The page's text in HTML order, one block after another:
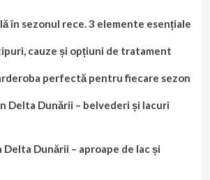
în sezonul rece. 3 elemente esențiale
cauze și opțiuni de tratament
perfectă pentru fiecare sezon
Delta Dunării – belvederi și lacuri
Delta Dunării – aproape de lac și